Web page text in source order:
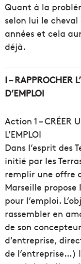
Quant à la
selon lui le
années et cela
déjà.
I – RAPPROCHER
D’EMPLOI
Action 1 – CRÉER
L’EMPLOI
Dans l’esprit des
initié par les
remplir une offre
Marseille
pour l’emploi.
rassembler en
de son
d’entreprise,
de l’entreprise…)